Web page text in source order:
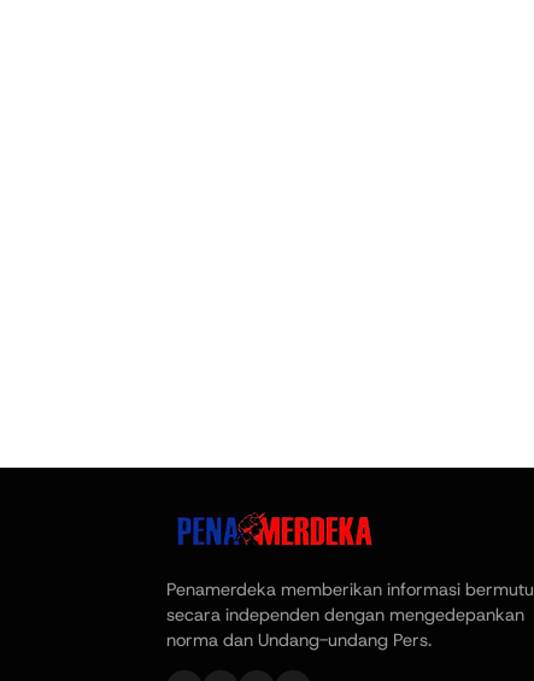
Penamerdeka memberikan informasi bermutu
secara independen dengan mengedepankan
norma dan Undang-undang Pers.